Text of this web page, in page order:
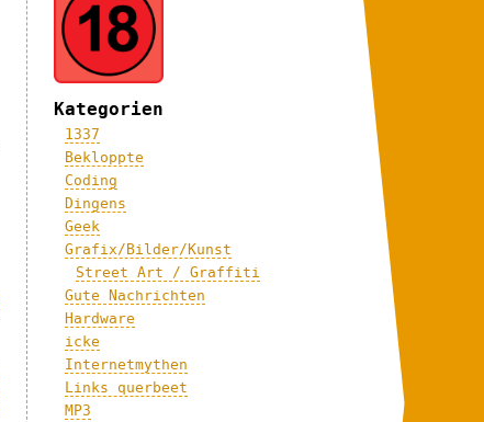
Kategorien
1337
Bekloppte
Coding
Dingens
Geek
Grafix/Bilder/Kunst
Street Art / Graffiti
Gute Nachrichten
Hardware
icke
Internetmythen
Links querbeet
MP3